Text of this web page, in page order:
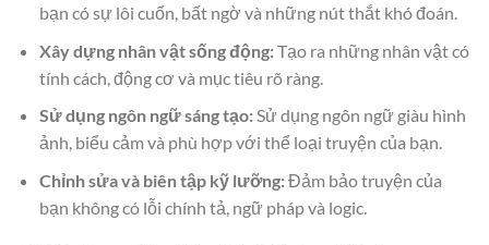
bạn có sự lôi cuốn, bất ngờ và những nút thắt khó đoán.
Xây dựng nhân vật sống động:Tạo ra những nhân vật có
tính cách, động cơ và mục tiêu rõ ràng.
Sử dụng ngôn ngữ sáng tạo:Sử dụng ngôn ngữ giàu hình
ảnh, biểu cảm và phù hợp với thể loại truyện của bạn.
Chỉnh sửa và biên tập kỹ lưỡng:Đảm bảo truyện của
bạn không có lỗi chính tả, ngữ pháp và logic.